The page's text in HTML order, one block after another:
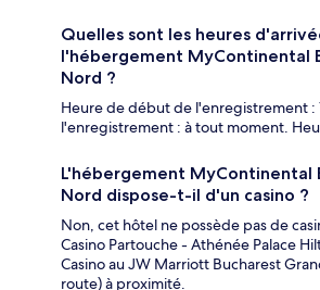
Quelles sont les heures
l'hébergement MyContinental
Nord ?
Heure de début de l'enregistrement :
l'enregistrement : à tout moment.
L'hébergement MyContinental
Nord dispose-t-il d'un casino ?
Non, cet hôtel ne possède pas de
Casino Partouche - Athénée Palace
Casino au JW Marriott Bucharest
route) à proximité.